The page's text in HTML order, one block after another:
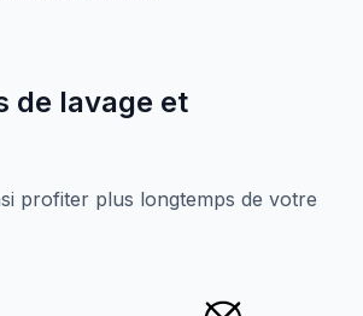
de lavage et
profiter plus longtemps de votre